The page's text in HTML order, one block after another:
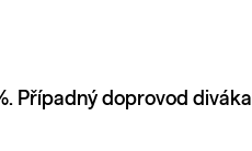
Případný doprovod